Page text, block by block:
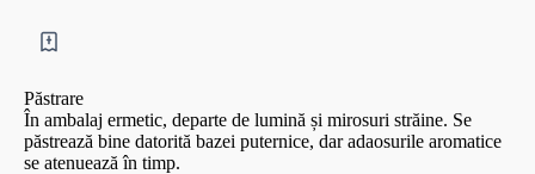
Păstrare
În ambalaj ermetic, departe de lumină și mirosuri străine. Se
păstrează bine datorită bazei puternice, dar adaosurile aromatice
se atenuează în timp.